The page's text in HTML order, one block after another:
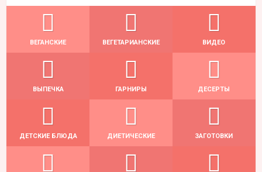
ВЕГАНСКИЕ ВЕГЕТАРИАНСКИЕ ВИДЕО
ВЫПЕЧКА ГАРНИРЫ ДЕСЕРТЫ
ДЕТСКИЕ БЛЮДА ДИЕТИЧЕСКИЕ ЗАГОТОВКИ